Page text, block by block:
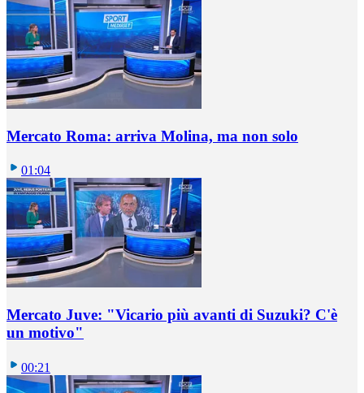
Mercato Roma: arriva Molina, ma non solo
01:04
Mercato Juve: "Vicario più avanti di Suzuki? C'è
un motivo"
00:21